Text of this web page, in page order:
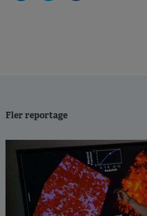
Fler reportage